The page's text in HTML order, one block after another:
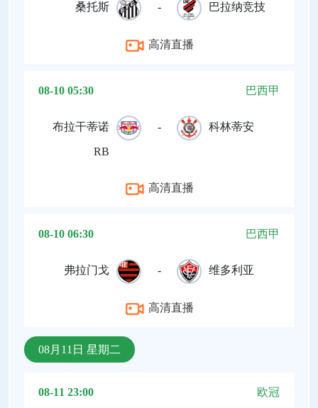
桑托斯 - 巴拉纳竞技
高清直播
08-10 05:30 巴西甲
布拉干蒂诺
RB
- 科林蒂安
高清直播
08-10 06:30 巴西甲
弗拉门戈 - 维多利亚
高清直播
08月11日 星期二
08-11 23:00 欧冠